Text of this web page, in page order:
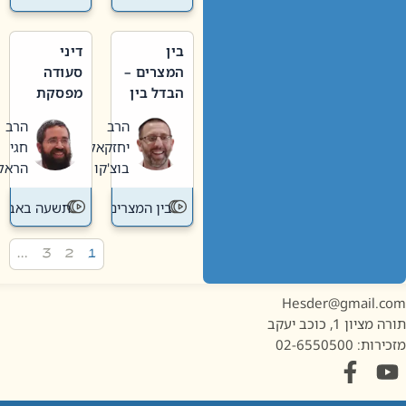
בין
המצרים –
הבדל בין
חדשה
לישנה
הרב
יחזקאל
בוצ'קו
בין המצרים
דיני
סעודה
מפסקת
תשעה
באב
הרב
חגי
הראל
תשעה באב
1, כוכב יעקב
02-6550500